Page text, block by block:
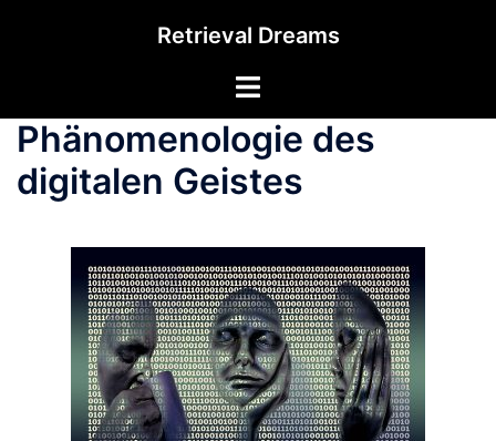
Retrieval Dreams
Menü
Phänomenologie des
digitalen Geistes